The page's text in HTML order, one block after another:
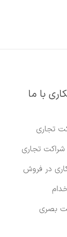
با ما
تجاری
تجاری
در فروش
بصری